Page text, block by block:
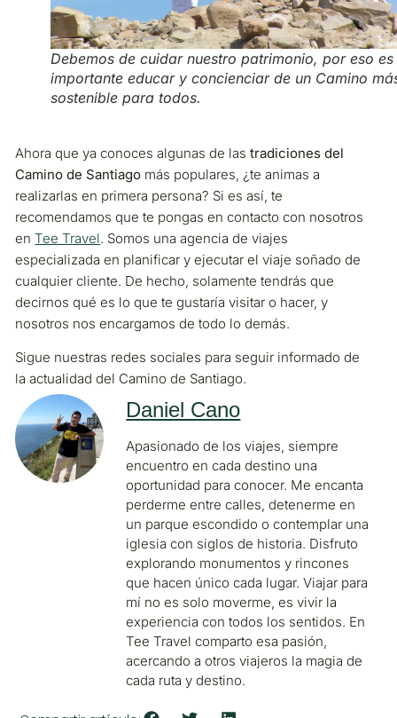
Debemos de cuidar nuestro patrimonio, por eso es
importante educar y concienciar de un Camino
sostenible para todos.
Ahora que ya conoces algunas de lastradiciones del
Camino de Santiago más populares, ¿te animas a
realizarlas en primera persona? Si es así, te
recomendamos que te pongas en contacto con nosotros
enTee Travel. Somos una agencia de viajes
especializada en planificar y ejecutar el viaje soñado de
cualquier cliente. De hecho, solamente tendrás que
decirnos qué es lo que te gustaría visitar o hacer, y
nosotros nos encargamos de todo lo demás.
Sigue nuestras redes sociales para seguir informado de
la actualidad del Camino de Santiago.
Daniel Cano
Apasionado de los viajes, siempre
encuentro en cada destino una
oportunidad para conocer. Me encanta
perderme entre calles, detenerme en
un parque escondido o contemplar una
iglesia con siglos de historia. Disfruto
explorando monumentos y rincones
que hacen único cada lugar. Viajar para
mí no es solo moverme, es vivir la
experiencia con todos los sentidos. En
Tee Travel comparto esa pasión,
acercando a otros viajeros la magia de
cada ruta y destino.